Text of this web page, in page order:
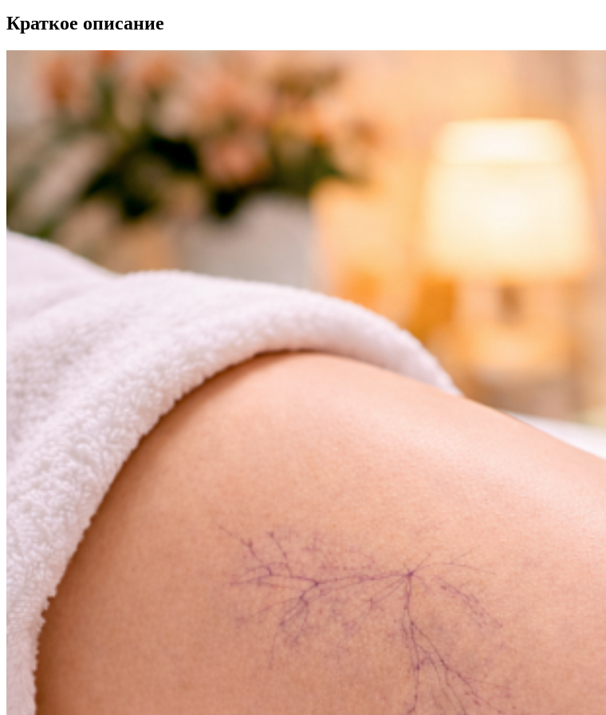
Краткое описание